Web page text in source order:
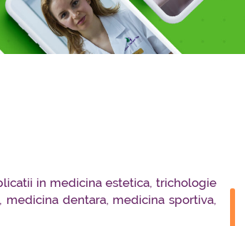
in medicina estetica, trichologie
dentara, medicina sportiva,